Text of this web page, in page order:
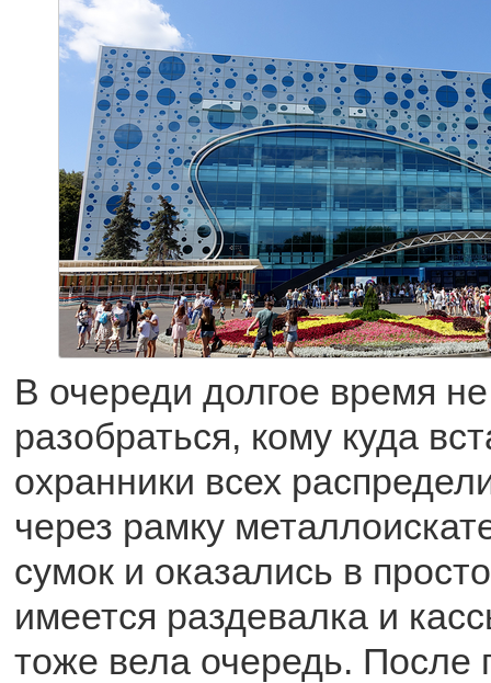
В очереди долгое время
разобраться, кому куда
охранники всех
через рамку
сумок и оказались в
имеется раздевалка и
тоже вела очередь. После